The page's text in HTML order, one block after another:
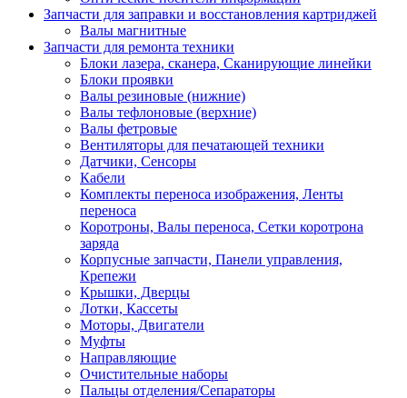
Запчасти для заправки и восстановления картриджей
Валы магнитные
Запчасти для ремонта техники
Блоки лазера, сканера, Сканирующие линейки
Блоки проявки
Валы резиновые (нижние)
Валы тефлоновые (верхние)
Валы фетровые
Вентиляторы для печатающей техники
Датчики, Сенсоры
Кабели
Комплекты переноса изображения, Ленты
переноса
Коротроны, Валы переноса, Сетки коротрона
заряда
Корпусные запчасти, Панели управления,
Крепежи
Крышки, Дверцы
Лотки, Кассеты
Моторы, Двигатели
Муфты
Направляющие
Очистительные наборы
Пальцы отделения/Сепараторы